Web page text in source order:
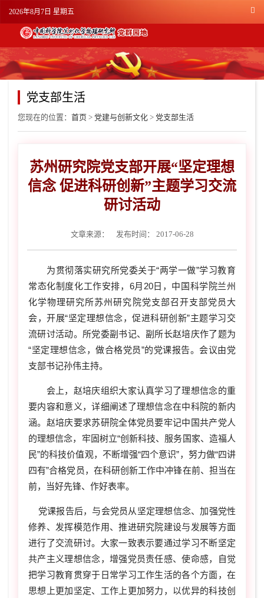
2026年8月7日 星期五
党支部生活
您现在的位置： 首页 > 党建与创新文化 > 党支部生活
苏州研究院党支部开展“坚定理想
信念 促进科研创新”主题学习交流
研讨活动
文章来源： 发布时间： 2017-06-28
为贯彻落实研究所党委关于“两学一做”学习教育
常态化制度化工作安排， 6月 20日，中国科学院兰州
化学物理研究所苏州研究院党支部召开支部党员大
会，开展“坚定理想信念，促进科研创新”主题学习交
流研讨活动。所党委副书记、副所长赵培庆作了题为
“坚定理想信念，做合格党员”的党课报告。会议由党
支部书记孙伟主持。
会上，赵培庆组织大家认真学习了理想信念的重
要内容和意义，详细阐述了理想信念在中科院的新内
涵。赵培庆要求苏研院全体党员要牢记中国共产党人
的理想信念，牢固树立“创新科技、服务国家、造福人
民”的科技价值观，不断增强“四个意识”，努力做“四讲
四有”合格党员，在科研创新工作中冲锋在前、担当在
前，当好先锋、作好表率。
党课报告后，与会党员从坚定理想信念、加强党性
修养、发挥模范作用、推进研究院建设与发展等方面
进行了交流研讨。 大家一致表示要通过学习不断坚定
共产主义理想信念，增强党员责任感、使命感，自觉
把学习教育贯穿于日常学习工作生活的各个方面，在
思想上更加坚定、工作上更加努力，以优异的科技创